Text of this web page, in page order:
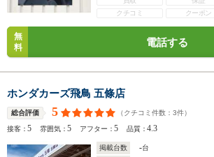
クチコミ
クーポン
無
料
電話する
ホンダカーズ飛鳥 五條店
総合評価 5 （クチコミ件数： 3件）
接客：5 雰囲気：5 アフター：5 品質：4.3
掲載台数 -台